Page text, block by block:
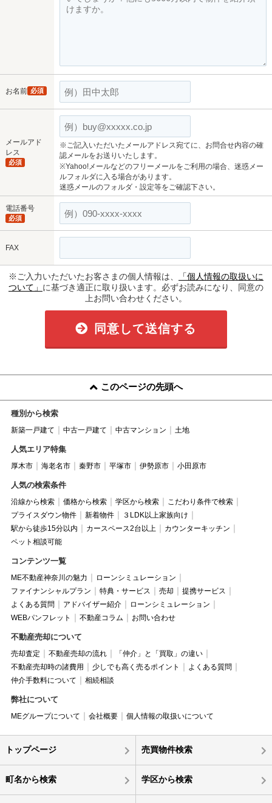
お名前 必須
メールアド
レス
必須
※ご記入いただいたメールアドレス宛てに、お問合せ内容の確
認メールをお送りいたします。
※Yahoo!メールなどのフリーメールをご利用の場合、迷惑メー
ルフォルダに入る場合があります。
迷惑メールのフォルダ・設定等をご確認下さい。
電話番号
必須
FAX
※ご入力いただいたお客さまの個人情報は、
「個人情報の取扱いに
ついて」 に基づき適正に取り扱います。必ずお読みになり、同意の
上お問い合わせください。
同意して送信する
このページの先頭へ
種別から検索
新築一戸建て 中古一戸建て 中古マンション 土地
人気エリア特集
厚木市 海老名市 秦野市 平塚市 伊勢原市 小田原市
人気の検索条件
沿線から検索 価格から検索 学区から検索
こだわり条件で検索
プライスダウン物件
新着物件
３LDK以上家族向け
駅から徒歩15分以内
カースペース2台以上
カウンターキッチン
ペット相談可能
コンテンツ一覧
ME不動産神奈川の魅力
ローンシミュレーション
ファイナンシャルプラン
特典・サービス 売却
提携サービス
よくある質問
アドバイザー紹介
ローンシミュレーション
WEBパンフレット
不動産コラム お問い合わせ
不動産売却について
売却査定 不動産売却の流れ
「仲介」と「買取」の違い
不動産売却時の諸費用
少しでも高く売るポイント
よくある質問
仲介手数料について
相続相談
弊社について
MEグループについて 会社概要 個人情報の取扱いについて
トップページ 売買物件検索
町名から検索 学区から検索